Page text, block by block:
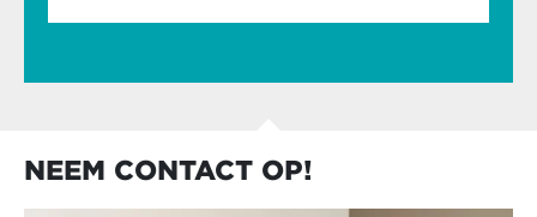
Ontdek hoe start-up pricing en digital
NEEM CONTACT OP!